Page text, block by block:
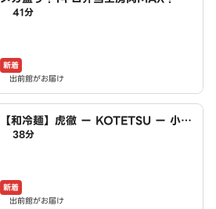
盛りからあげお弁当 小木西店
41分
新着
出前館がお届け
【和冷麺】虎徹 ー KOTETSU ー 小牧
38分
新着
出前館がお届け